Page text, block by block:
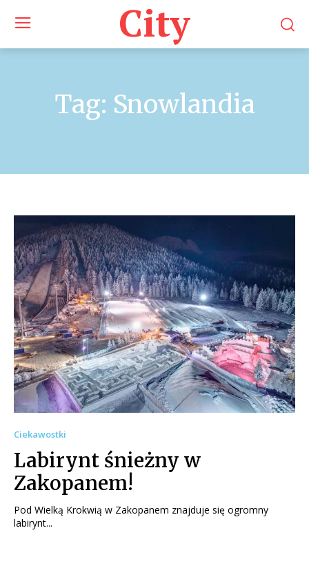
City
Tag: Snowlandia
Ciekawostki
Labirynt śnieżny w
Zakopanem!
Pod Wielką Krokwią w Zakopanem znajduje się ogromny
labirynt...